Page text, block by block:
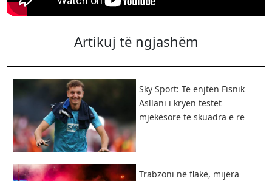
Artikuj të ngjashëm
Sky Sport: Të enjtën Fisnik
Asllani i kryen testet
mjekësore te skuadra e re
Trabzoni në flakë, mijëra